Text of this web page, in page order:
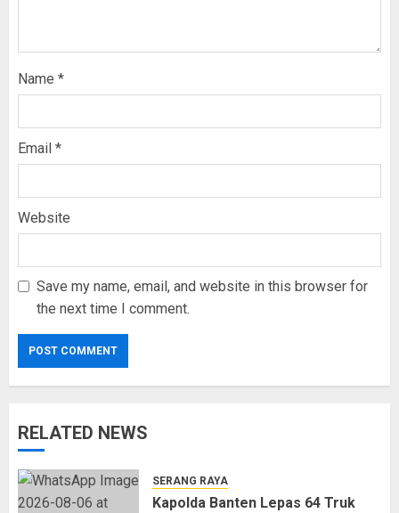
Name *
Email *
Website
Save my name, email, and website in this browser for
the next time I comment.
RELATED NEWS
SERANG RAYA
Kapolda Banten Lepas 64 Truk